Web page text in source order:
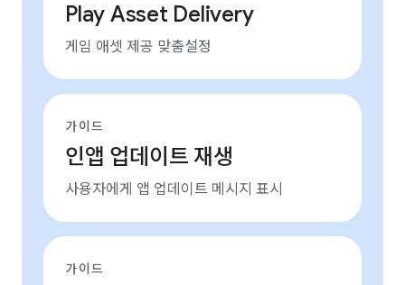
Play Asset Delivery
게임 애셋 제공 맞춤설정
가이드
인앱 업데이트 재생
사용자에게 앱 업데이트 메시지 표시
가이드